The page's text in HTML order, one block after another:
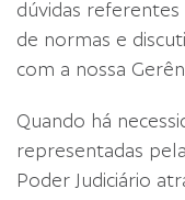
dúvidas
de normas e
com a nossa
Quando há
representadas
Poder Judiciário